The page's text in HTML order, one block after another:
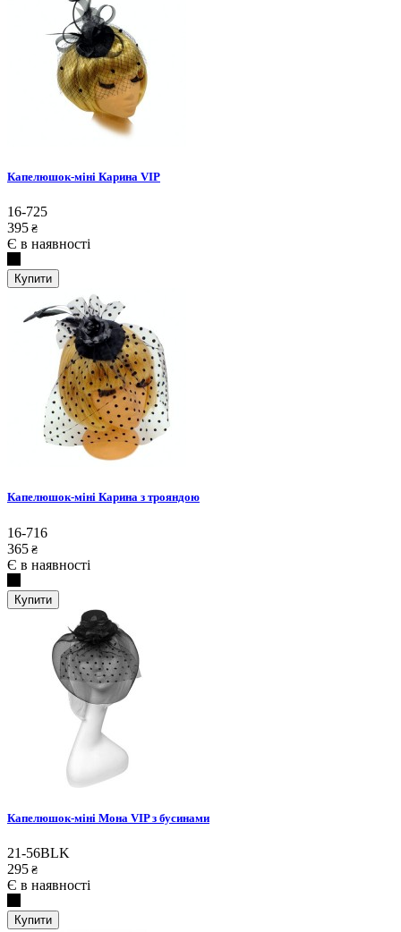
Капелюшок-міні Карина VIP
16-725
395 ₴
Є в наявності
Купити
Капелюшок-міні Карина з трояндою
16-716
365 ₴
Є в наявності
Купити
Капелюшок-міні Мона VIP з бусинами
21-56BLK
295 ₴
Є в наявності
Купити